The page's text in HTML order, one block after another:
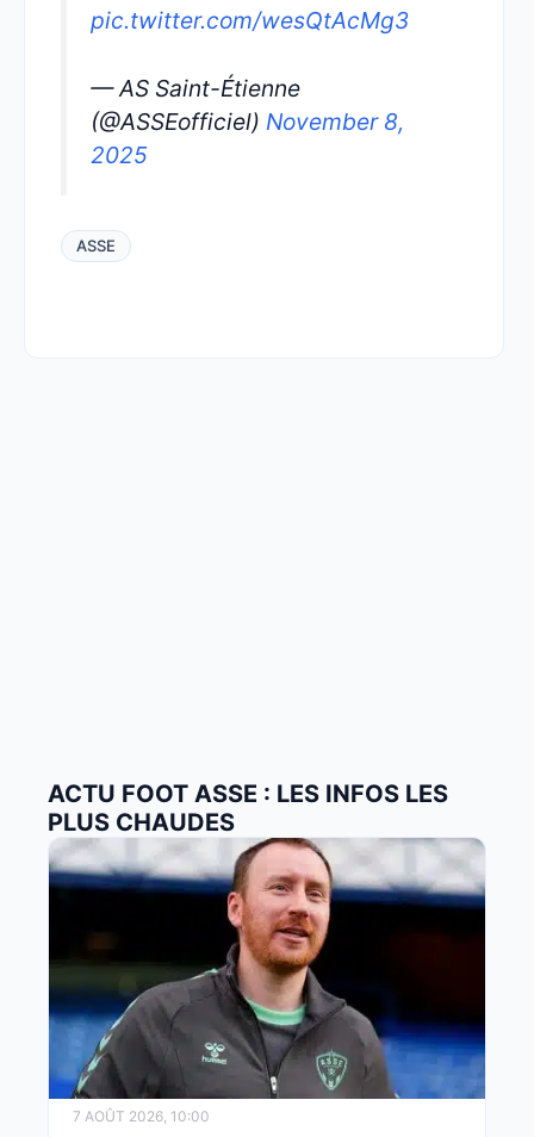
pic.twitter.com/wesQtAcMg3
— AS Saint-Étienne
(@ASSEofficiel) November 8,
2025
ASSE
ACTU FOOT ASSE : LES INFOS LES
PLUS CHAUDES
7 AOÛT 2026, 10:00